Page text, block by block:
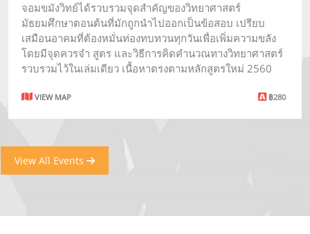
จอมขมังวิทย์ได้รวบรวมจุดสำคัญของวิทยาศาสตร์
มัธยมศึกษาตอนต้นที่มักถูกนำไปออกเป็นข้อสอบ เปรียบ
เสมือนอาคมที่ต้องหมั่นท่องทบทวนทุกวันเพื่อเพิ่มความขลัง
โดยมีจุดควรจำ สูตร และวิธีการคิดคำนวณทางวิทยาศาสตร์
รวบรวมไว้ในเล่มเดียว เนื้อหาตรงตามหลักสูตรใหม่ 2560
VIEW MAP ฿280
View All Events